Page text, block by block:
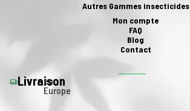
Autres Gammes insecticides
Mon compte
FAQ
Blog
Contact
Livraison
en
Europe